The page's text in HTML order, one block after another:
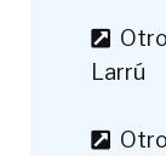
Larrú